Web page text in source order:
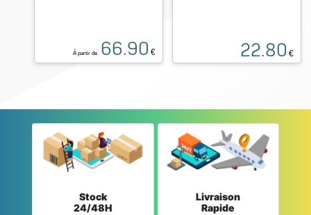
À partir de 66.90 € 22.80 €
Stock
24/48H
Livraison
Rapide